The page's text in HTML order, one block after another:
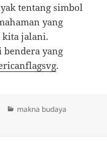
tentang simbol
yang
kita jalani.
yang
.
Categories
makna budaya